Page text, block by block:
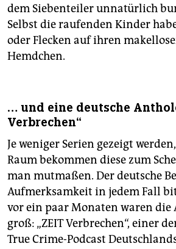
dem Siebenteiler unnatürlich
Selbst die raufenden Kinder
oder Flecken auf ihren
Hemdchen.
… und eine deutsche
Verbrechen“
Je weniger Serien gezeigt
Raum bekommen diese zum
man mutmaßen. Der deutsche
Aufmerksamkeit in jedem Fall
vor ein paar Monaten waren
groß: „ZEIT Verbrechen“, einer
True Crime-Podcast